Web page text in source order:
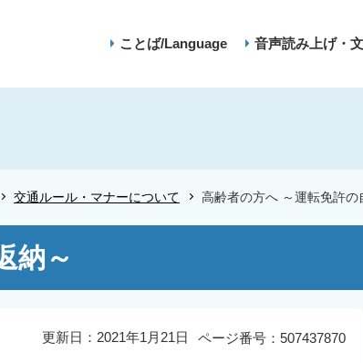
ことば/Language 音声読み上げ・
交通ルール・マナーについて 高齢者の方へ ～運転免許の
納～
ページ番号：507437870
更新日：2021年1月21日